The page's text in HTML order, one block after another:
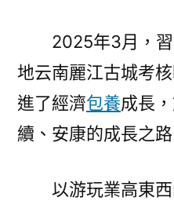
2025年3月，
地云南麗江古城考
進了經濟包養成長
續、安康的成長之路
以游玩業高東